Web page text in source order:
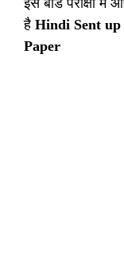
है Hindi Sent up
Paper